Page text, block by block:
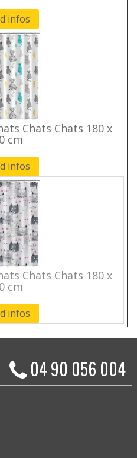
Chats Chats 180 x
cm
Chats Chats 180 x
cm
04 90 056 004